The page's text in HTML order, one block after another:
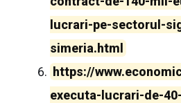
lucrari-pe-sectorul-
simeria.html
https://
executa-lucrari-de-